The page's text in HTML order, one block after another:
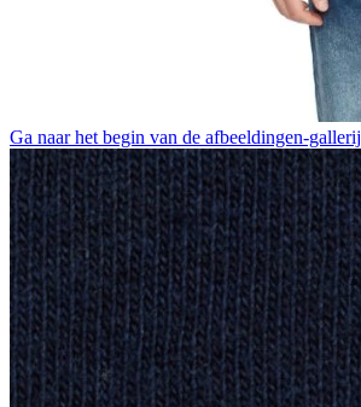
Ga naar het begin van de afbeeldingen-gallerij